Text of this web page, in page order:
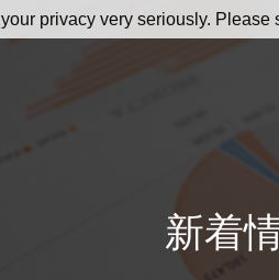
新着
privacy very seriously.